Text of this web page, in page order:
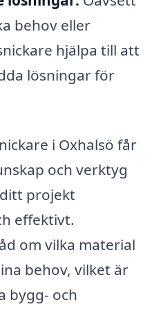
behov eller
hjälpa till att
lösningar för
i Oxhalsö får
och verktyg
projekt
effektivt.
om vilka material
behov, vilket är
bygg- och